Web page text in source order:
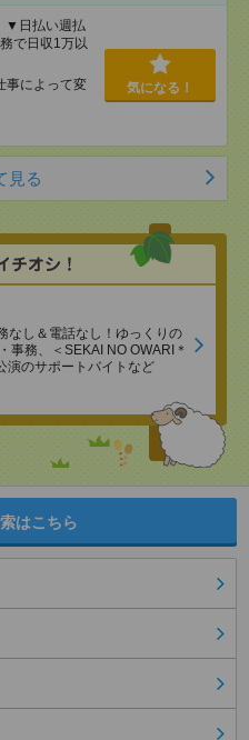
▼日払い週払
で日収1万以
によって変
気になる！
見る
なし＆電話なし！ゆっくりの
事務、＜SEKAI NO OWARI＊
演のサポートバイトなど
はこちら